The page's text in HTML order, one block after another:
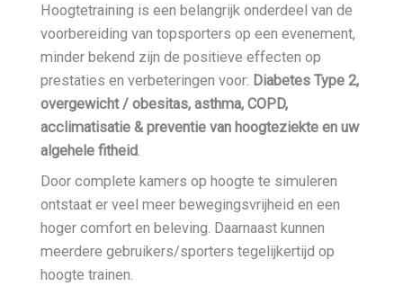
Hoogtetraining is een belangrijk onderdeel van de
voorbereiding van topsporters op een evenement,
minder bekend zijn de positieve effecten op
prestaties en verbeteringen voor: Diabetes Type 2,
overgewicht / obesitas, asthma, COPD,
acclimatisatie & preventie van hoogteziekte en uw
algehele fitheid.
Door complete kamers op hoogte te simuleren
ontstaat er veel meer bewegingsvrijheid en een
hoger comfort en beleving. Daarnaast kunnen
meerdere gebruikers/sporters tegelijkertijd op
hoogte trainen.